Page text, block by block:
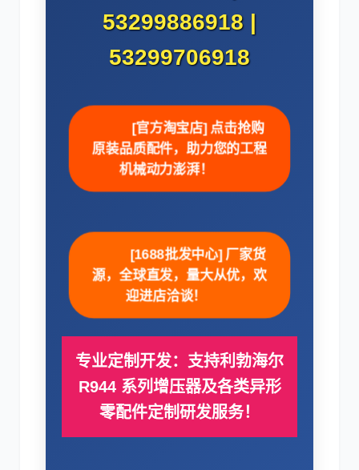
约翰迪尔 徐工
利勃海尔
53299886918 |
53299706918
[官方淘宝店] 点击抢购
原装品质配件，助力您的工程
机械动力澎湃！
[1688批发中心] 厂家货
源，全球直发，量大从优，欢
迎进店洽谈！
专业定制开发：支持利勃海尔
R944 系列增压器及各类异形
零配件定制研发服务！